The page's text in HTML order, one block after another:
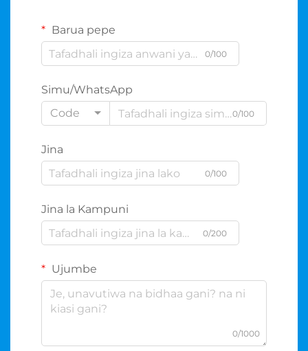
Barua pepe
0/100
Simu/WhatsApp
Code
0/100
Jina
0/100
Jina la Kampuni
0/200
Ujumbe
0/1000